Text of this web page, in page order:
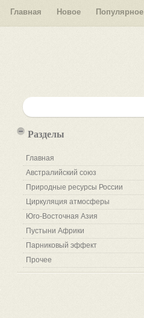
Главная Новое Популярное
Разделы
Главная
Австралийский союз
Природные ресурсы России
Циркуляция атмосферы
Юго-Восточная Азия
Пустыни Африки
Парниковый эффект
Прочее